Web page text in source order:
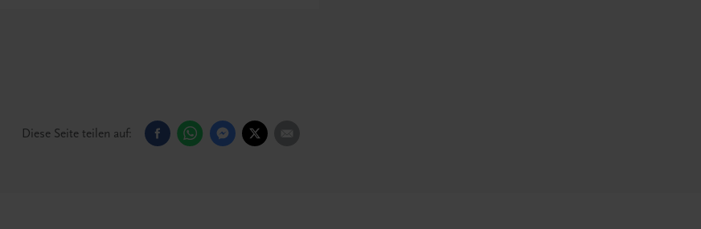
Diese Seite teilen auf: